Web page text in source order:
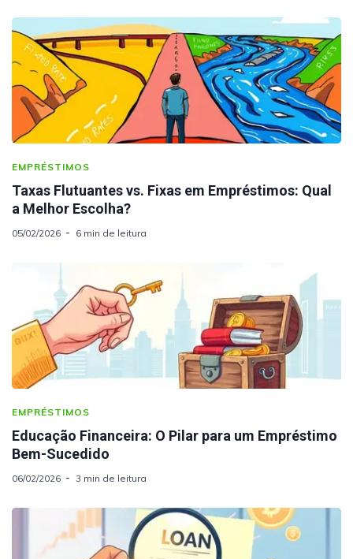
EMPRÉSTIMOS
Taxas Flutuantes vs. Fixas em Empréstimos: Qual
a Melhor Escolha?
05/02/2026 6 min de leitura
EMPRÉSTIMOS
Educação Financeira: O Pilar para um Empréstimo
Bem-Sucedido
06/02/2026 3 min de leitura